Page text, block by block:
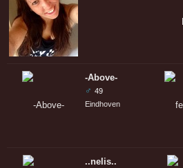
-Above-
♂ 49
Eindhoven
..nelis..